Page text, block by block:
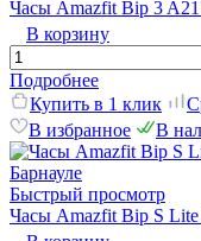
Часы Amazfit Bip 3
В корзину
Подробнее
Купить в 1 клик
В избранное
В
Быстрый просмотр
Часы Amazfit Bip S